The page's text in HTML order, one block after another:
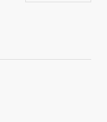
кўтарилди.
халқаро